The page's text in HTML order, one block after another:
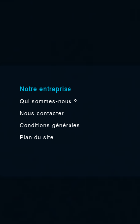
Notre entreprise
Qui sommes-nous ?
Nous contacter
Conditions générales
Plan du site